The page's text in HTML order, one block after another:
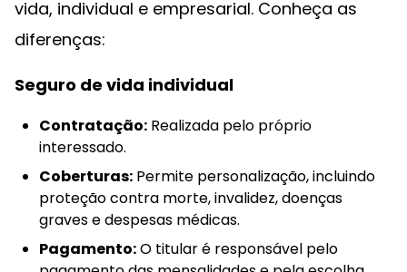
vida, individual e empresarial. Conheça as
diferenças:
Seguro de vida individual
Contratação: Realizada pelo próprio
interessado.
Coberturas: Permite personalização, incluindo
proteção contra morte, invalidez, doenças
graves e despesas médicas.
Pagamento:O titular é responsável pelo